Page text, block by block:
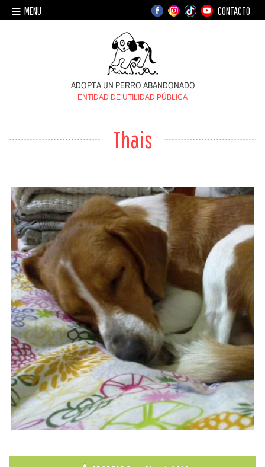
MENU CONTACTO
ENTIDAD DE UTILIDAD PÚBLICA
Thais